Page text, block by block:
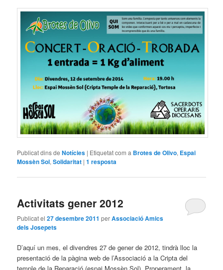
Publicat dins de Notícies | Etiquetat com a Brotes de Olivo, Espai
Mossèn Sol,Solidaritat |1 resposta
Activitats gener 2012
Publicat el27 desembre 2011 perAssociació Amics
dels Josepets
D’aquí un mes, el divendres 27 de gener de 2012, tindrà lloc la
presentació de la pàgina web de l’Associació a la Cripta del